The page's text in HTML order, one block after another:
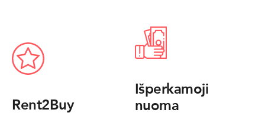
Rent2Buy
Išperkamoji
nuoma